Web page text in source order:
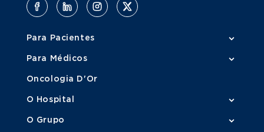
Para Pacientes
Para Médicos
Oncologia D'Or
O Hospital
O Grupo